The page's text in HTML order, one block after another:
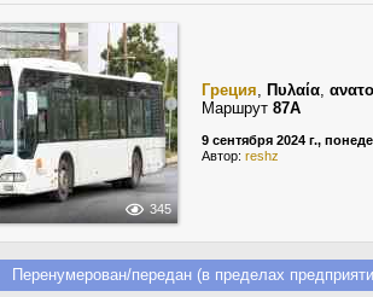
345
Греция, Πυλαία,
Маршрут 87A
9 сентября 2024 г.,
Автор: reshz
Перенумерован/передан (в пределах